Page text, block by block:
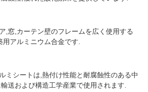
,窓,カーテン壁のフレームを広く使用する
アルミニウム合金です.
ミシートは,熱付け性能と耐腐蝕性のある中
送および構造工学産業で使用されます.